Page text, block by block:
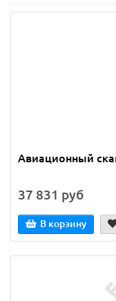
Авиационный
37 831 руб
В корзину